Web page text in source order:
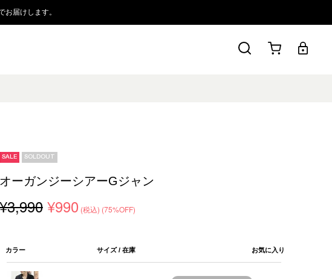
届けします。
SALE SOLDOUT
オーガンジーシアーGジャン
¥3,990 ¥990 (税込) (75%OFF)
カラー サイズ / 在庫 お気に入り